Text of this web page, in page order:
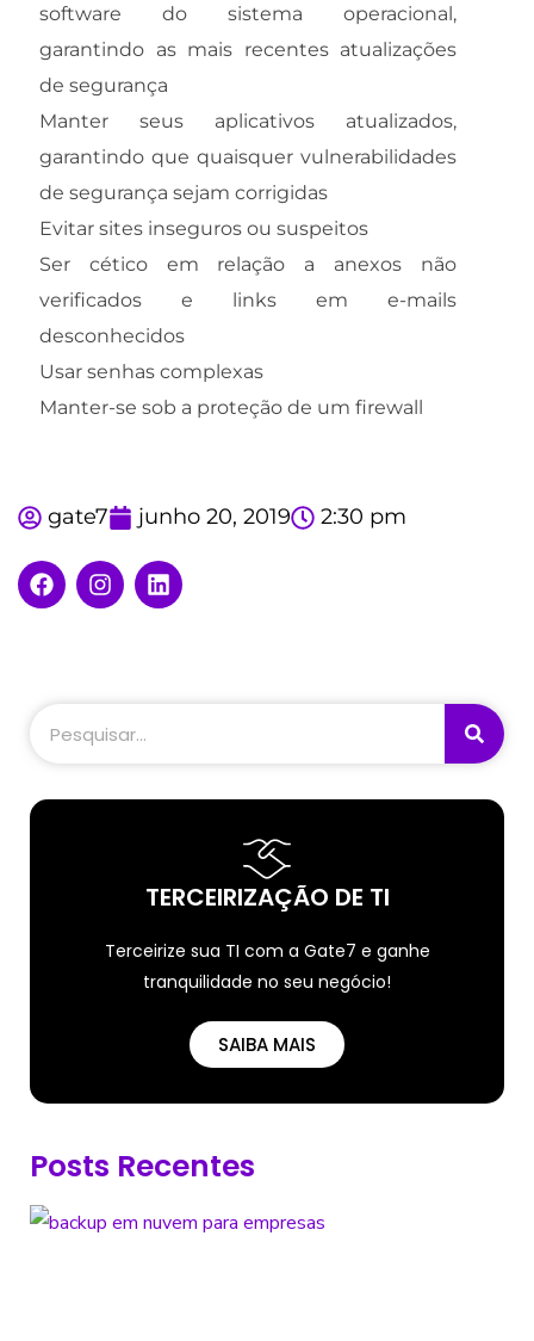
software do sistema operacional,
garantindo as mais recentes atualizações
de segurança
Manter seus aplicativos atualizados,
garantindo que quaisquer vulnerabilidades
de segurança sejam corrigidas
Evitar sites inseguros ou suspeitos
Ser cético em relação a anexos não
verificados e links em e-mails
desconhecidos
Usar senhas complexas
Manter-se sob a proteção de um firewall
gate7 junho 20, 2019 2:30 pm
TERCEIRIZAÇÃO DE TI
Terceirize sua TI com a Gate7 e ganhe
tranquilidade no seu negócio!
SAIBA MAIS
Posts Recentes